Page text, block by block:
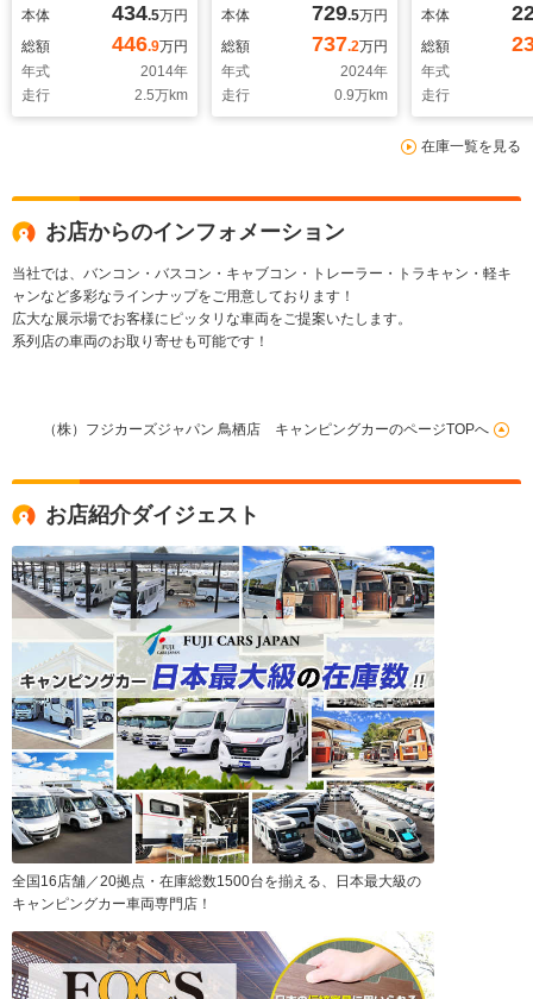
アクーラー 12V電子
レンジ マックスファ
ン 40L冷蔵庫 シン
グルサブ 走行充電
外部電源 マルチルー
本体 434.5万円
総額
446.9万円
年式
2014年
走行
2.5万km
ブ 電子レンジ 冷蔵
庫 フリップダウンモ
ニター 外部電源 パ
ワスラ LEDヘッドラ
ンプ TSS PVM
ディオ Bluetooth
ETC
本体 729.5万円
総額
737.2万円
年式
2024年
走行
0.9万km
行充電/外部電
源/300Wイン
ー/ルーフベン
ベッド/シンク
オーニング/ミ
前後ドライブ
メラ/バンコン
本体
総額
年式
走行
在庫一覧を見る
お店からのインフォメーション
当社では、バンコン・バスコン・キャブコン・トレーラー・トラキャン・軽キ
ャンなど多彩なラインナップをご用意しております！
広大な展示場でお客様にピッタリな車両をご提案いたします。
系列店の車両のお取り寄せも可能です！
（株）フジカーズジャパン 鳥栖店 キャンピングカーのページTOPへ
お店紹介ダイジェスト
全国16店舗／20拠点・在庫総数1500台を揃える、日本最大級の
キャンピングカー車両専門店！